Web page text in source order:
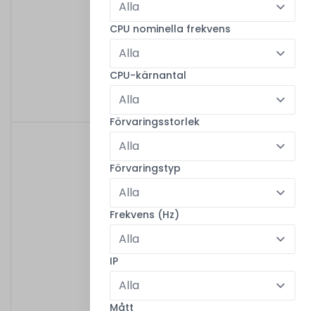
PWR-LINE US
399,00 kr/
PWR-LINE AP (US plug)
CPU nominella frekvens
CPU-kärnantal
Förvaringsstorlek
Förvaringstyp
Frekvens (Hz)
IP
Mått